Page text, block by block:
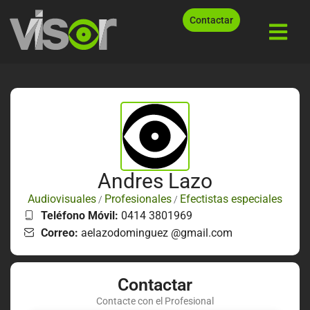
Contactar
Andres Lazo
Audiovisuales / Profesionales / Efectistas especiales
Teléfono Móvil: 0414 3801969
Correo: aelazodominguez @gmail.com
Contactar
Contacte con el Profesional